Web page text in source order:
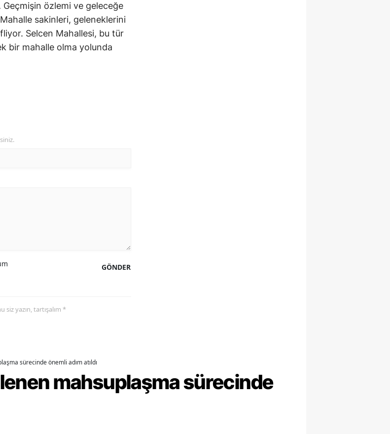
Geçmişin özlemi ve geleceğe
sakinleri, geleneklerini
Selcen Mahallesi, bu tür
bir mahalle olma yolunda
GÖNDER
yazın, tartışalım *
sürecinde önemli adım atıldı
mahsuplaşma sürecinde